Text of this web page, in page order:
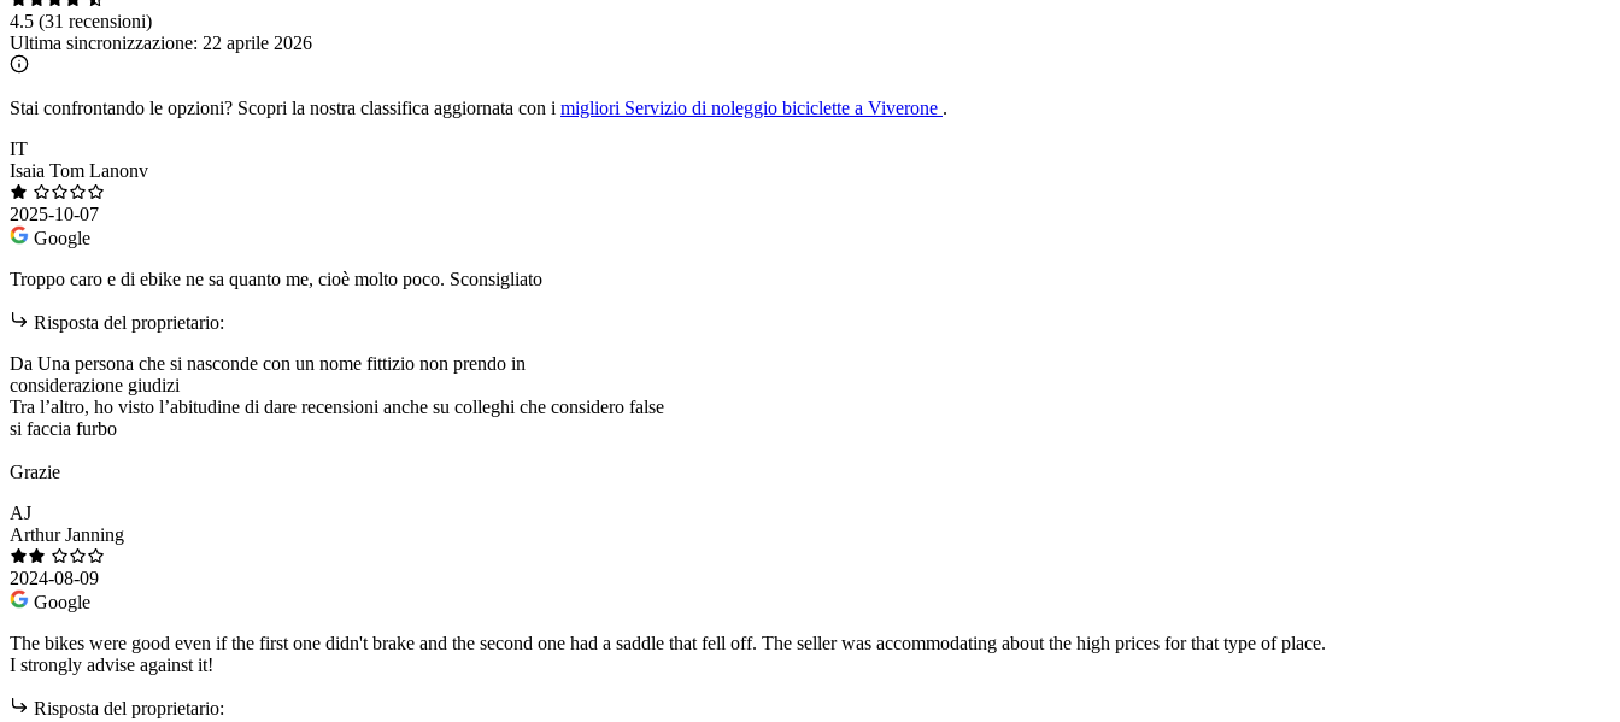
4.5 (31 recensioni)
Ultima sincronizzazione: 22 aprile 2026
Stai confrontando le opzioni? Scopri la nostra classifica aggiornata con i migliori Servizio di noleggio biciclette a Viverone .
IT
Isaia Tom Lanonv
2025-10-07
Google
Troppo caro e di ebike ne sa quanto me, cioè molto poco. Sconsigliato
Risposta del proprietario:
Da Una persona che si nasconde con un nome fittizio non prendo in
considerazione giudizi
Tra l’altro, ho visto l’abitudine di dare recensioni anche su colleghi che considero false
si faccia furbo
Grazie
AJ
Arthur Janning
2024-08-09
Google
The bikes were good even if the first one didn't brake and the second one had a saddle that fell off. The seller was accommodating about the high prices for that type of place.
I strongly advise against it!
Risposta del proprietario: